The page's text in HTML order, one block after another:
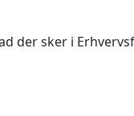
der sker i